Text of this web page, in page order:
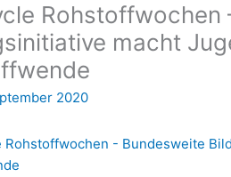
Rohstoffwochen
macht
2020